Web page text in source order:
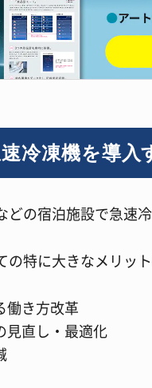
冷凍機を導入
どの宿泊施設で急速
特に大きなメリッ
き方改革
直し・最適化